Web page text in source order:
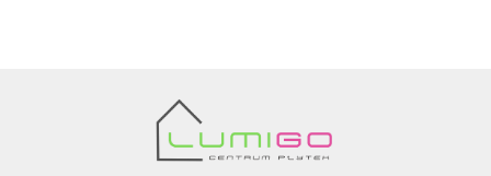
Barwolf